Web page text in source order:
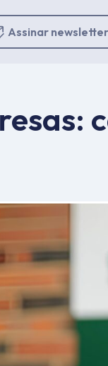
Assinar newsletter